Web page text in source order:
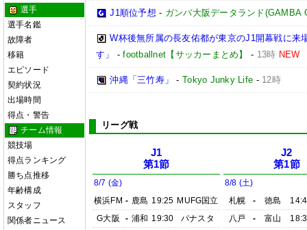
選手
選手名鑑
故障者
移籍
エピソード
契約状況
出場時間
得点・警告
チーム情報
競技場
得点ランキング
勝ち点推移
年齢構成
スタッフ
関係者ニュース
J1順位予想 - ガンバ大阪データランド(GAMBA
W杯後無所属の長友佑都が東京のJ1開幕戦に来
す」
-footballnet【サッカーまとめ】 - 13時 NEW
沖縄「三竹寿」 - Tokyo Junky Life - 12時
リーグ戦
J1
第1節
8/7 (金)
横浜FM - 鹿島 19:25 MUFG国立
G大阪
- 浦和 19:30
パナスタ
J2
第1節
8/8 (土)
札幌
- 徳島
八戸
- 富山